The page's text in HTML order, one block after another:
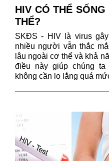
HIV CÓ THỂ
THỂ?
SKĐS - HIV là virus
nhiều người vẫn thắc
lâu ngoài cơ thể và khả
điều này giúp chúng
không cần lo lắng quá